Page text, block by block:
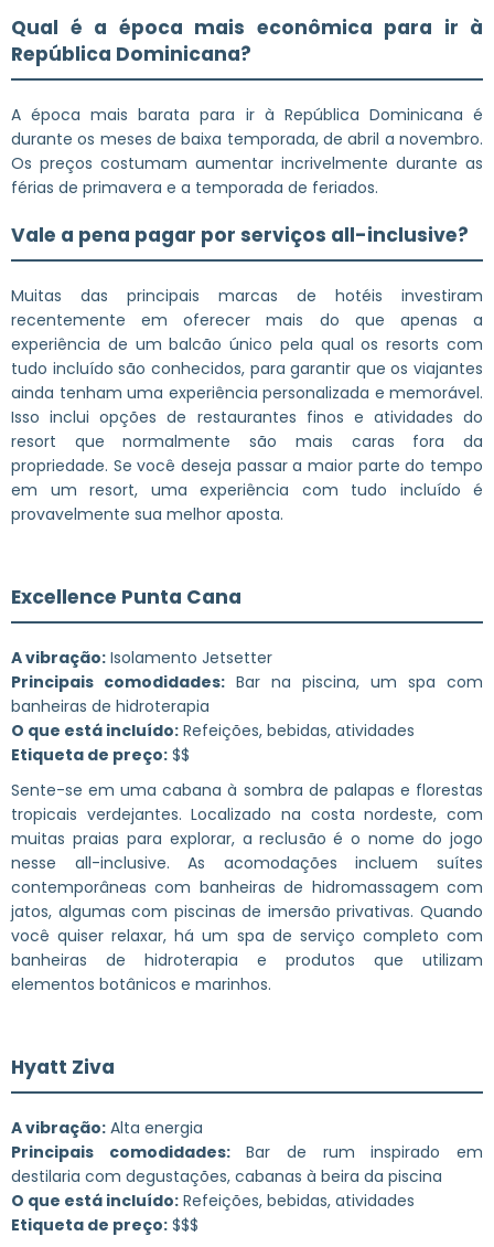
Qual é a época mais econômica para ir à
República Dominicana?
A época mais barata para ir à República Dominicana é
durante os meses de baixa temporada, de abril a novembro.
Os preços costumam aumentar incrivelmente durante as
férias de primavera e a temporada de feriados.
Vale a pena pagar por serviços all-inclusive?
Muitas das principais marcas de hotéis investiram
recentemente em oferecer mais do que apenas a
experiência de um balcão único pela qual os resorts com
tudo incluído são conhecidos, para garantir que os viajantes
ainda tenham uma experiência personalizada e memorável.
Isso inclui opções de restaurantes finos e atividades do
resort que normalmente são mais caras fora da
propriedade. Se você deseja passar a maior parte do tempo
em um resort, uma experiência com tudo incluído é
provavelmente sua melhor aposta.
Excellence Punta Cana
A vibração: Isolamento Jetsetter
Principais comodidades: Bar na piscina, um spa com
banheiras de hidroterapia
O que está incluído: Refeições, bebidas, atividades
Etiqueta de preço: $$
Sente-se em uma cabana à sombra de palapas e florestas
tropicais verdejantes. Localizado na costa nordeste, com
muitas praias para explorar, a reclusão é o nome do jogo
nesse all-inclusive. As acomodações incluem suítes
contemporâneas com banheiras de hidromassagem com
jatos, algumas com piscinas de imersão privativas. Quando
você quiser relaxar, há um spa de serviço completo com
banheiras de hidroterapia e produtos que utilizam
elementos botânicos e marinhos.
Hyatt Ziva
A vibração: Alta energia
Principais comodidades:Bar de rum inspirado em
destilaria com degustações, cabanas à beira da piscina
O que está incluído: Refeições, bebidas, atividades
Etiqueta de preço: $$$